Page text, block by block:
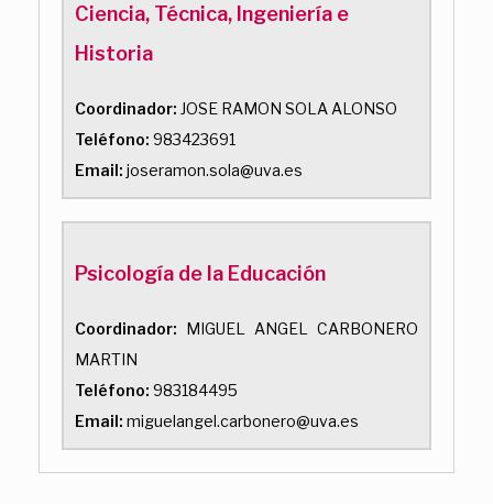
Ciencia, Técnica, Ingeniería e
Historia
Coordinador: JOSE RAMON SOLA ALONSO
Teléfono: 983423691
Email: joseramon.sola@uva.es
Psicología de la Educación
Coordinador: MIGUEL ANGEL CARBONERO
MARTIN
Teléfono: 983184495
Email: miguelangel.carbonero@uva.es